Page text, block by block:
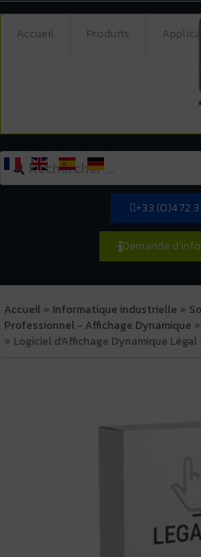
Accueil Produits
+33 (0)4 72
Demande
Accueil » Informatique industrielle »
Professionnel - Affichage Dynamique »
» Logiciel d’Affichage Dynamique